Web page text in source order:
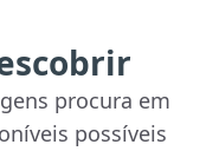
procura em
possíveis